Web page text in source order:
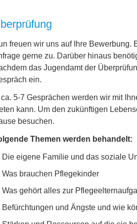
freuen wir uns auf Ihre
gerne zu. Darüber hinaus
das Jugendamt der
ein.
ca. 5-7 Gesprächen werden wir mit
kann. Um den zukünftigen
besuchen.
Themen werden behandelt:
Die eigene Familie und das soziale
Was brauchen Pflegekinder
Was gehört alles zur
Befürchtungen und Ängste und wie